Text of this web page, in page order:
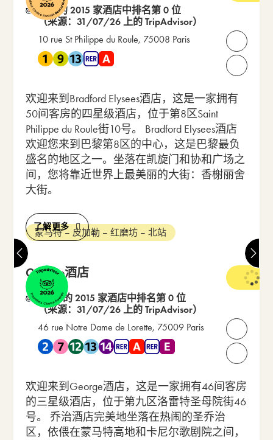
在 3 的 2015 家酒店中排名第 0 位
（来源：31/07/26 上的 TripAdvisor）
10 rue St Philippe du Roule, 75008 Paris
靠近 地铁 1 , 地铁 9 , 地铁 13 , RER A
打开联
请致电
欢迎来到Bradford Elysees酒店，这是一家拥有
50间客房的四星级酒店，位于第8区Saint
Philippe du Roule街10号。 Bradford Elysees酒店
欢迎您来到巴黎第8区的中心，这是巴黎最负
盛名的地区之一。坐落在凯旋门和协和广场之
间，您将靠近世界上最美丽的大街：香榭丽舍
大街。
了解更多
蒙马特 – 皮加勒 – 红磨坊 – 北站
George酒店
3 星级
在 27 的 2015 家酒店中排名第 0 位
（来源：31/07/26 上的 TripAdvisor）
46 rue Notre Dame de Lorette, 75009 Paris
靠近 地铁 2 , 地铁 7 , 地铁 12 , 地铁 13 , 地铁 14 , RER A ,
打开联
请致电
欢迎来到George酒店，这是一家拥有46间客房
的三星级酒店，位于第九区洛雷特圣母院街46
号。 乔治酒店完美地坐落在热闹的圣乔治
区，依偎在蒙马特高地和卡尼尔歌剧院之间，